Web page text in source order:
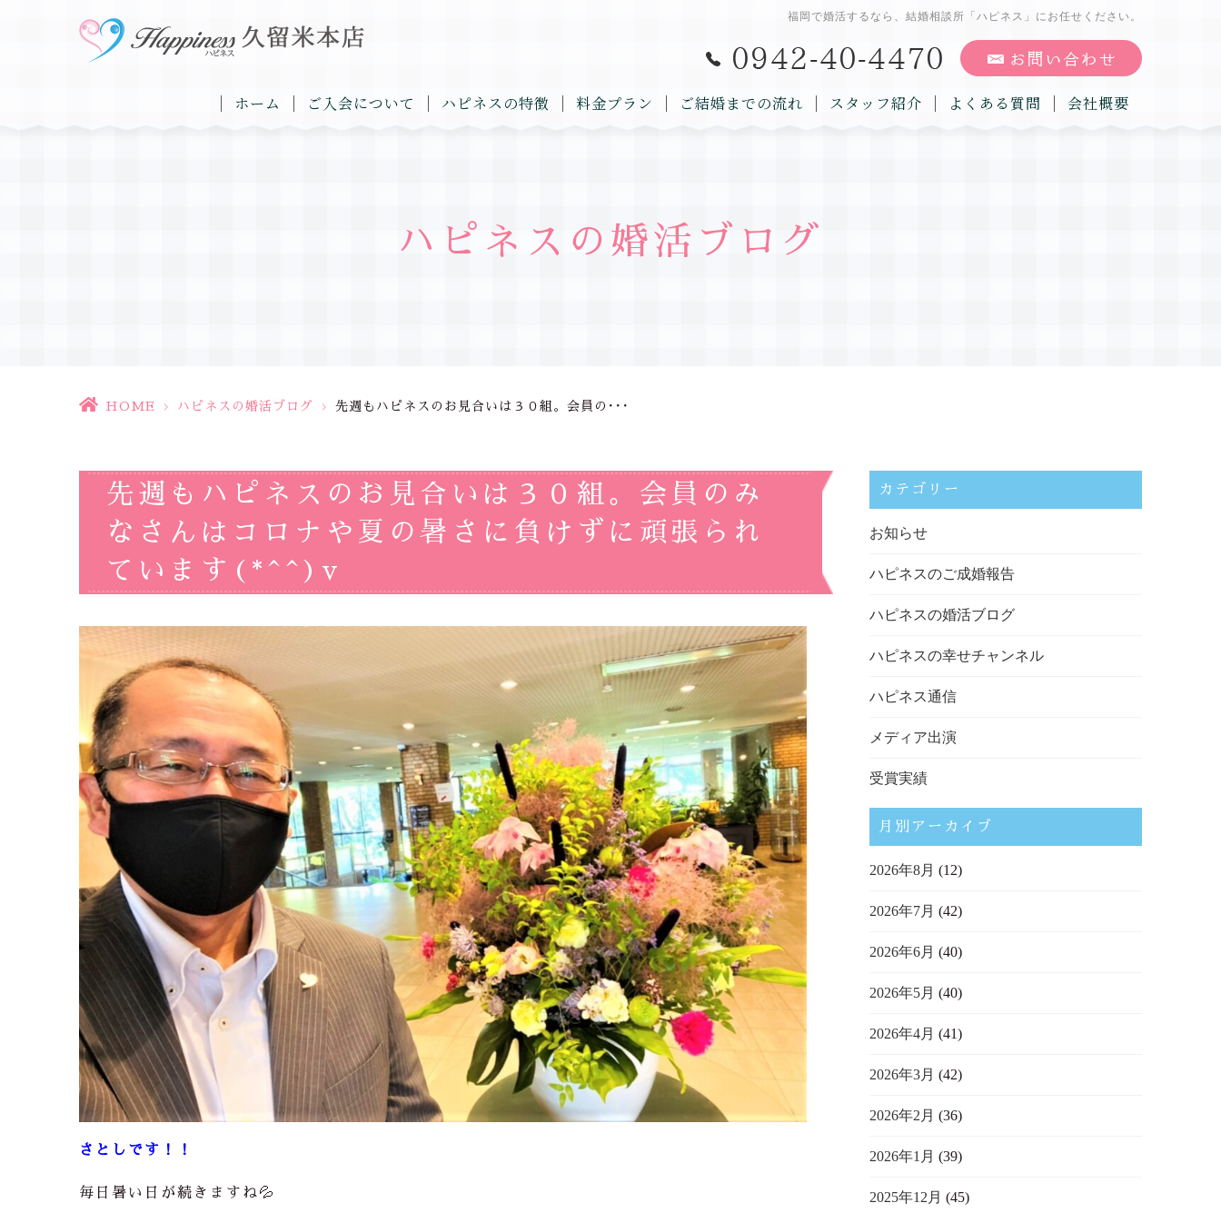
福岡で婚活するなら、結婚相談所「ハピネス」にお任せください。
ホーム ご入会について ハピネスの特徴 料金プラン ご結婚までの流れ スタッフ紹介 よくある質問 会社概要
ハピネスの婚活ブログ
HOME > ハピネスの婚活ブログ > 先週もハピネスのお見合いは３０組。会員の･･･
先週もハピネスのお見合いは３０組。会員のみ
なさんはコロナや夏の暑さに負けずに頑張られ
ています(*^^)v
さとしです！！
毎日暑い日が続きますね💦
カテゴリー
お知らせ
ハピネスのご成婚報告
ハピネスの婚活ブログ
ハピネスの幸せチャンネル
ハピネス通信
メディア出演
受賞実績
月別アーカイブ
2026年8月 (12)
2026年7月 (42)
2026年6月 (40)
2026年5月 (40)
2026年4月 (41)
2026年3月 (42)
2026年2月 (36)
2026年1月 (39)
2025年12月 (45)